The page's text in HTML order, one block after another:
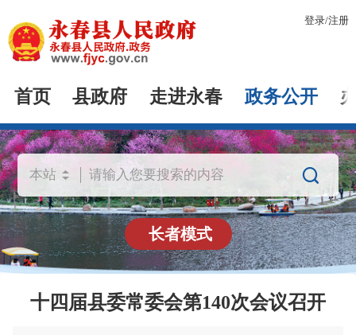
登录/注册
首页 县政府 走进永春 政务公开

长者模式
十四届县委常委会第140次会议召开